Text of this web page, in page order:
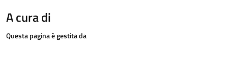
A cura di
Questa pagina è gestita da